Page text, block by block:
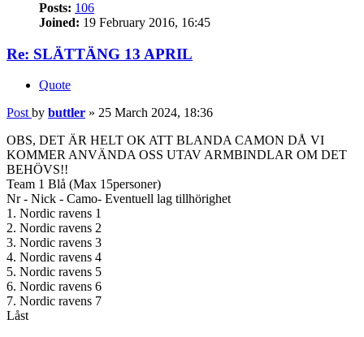
Posts: 106
Joined: 19 February 2016, 16:45
Re: SLÄTTÄNG 13 APRIL
Quote
Post by buttler » 25 March 2024, 18:36
OBS, DET ÄR HELT OK ATT BLANDA CAMON DÅ VI
KOMMER ANVÄNDA OSS UTAV ARMBINDLAR OM DET
BEHÖVS!!
Team 1 Blå (Max 15personer)
Nr - Nick - Camo- Eventuell lag tillhörighet
1. Nordic ravens 1
2. Nordic ravens 2
3. Nordic ravens 3
4. Nordic ravens 4
5. Nordic ravens 5
6. Nordic ravens 6
7. Nordic ravens 7
Låst